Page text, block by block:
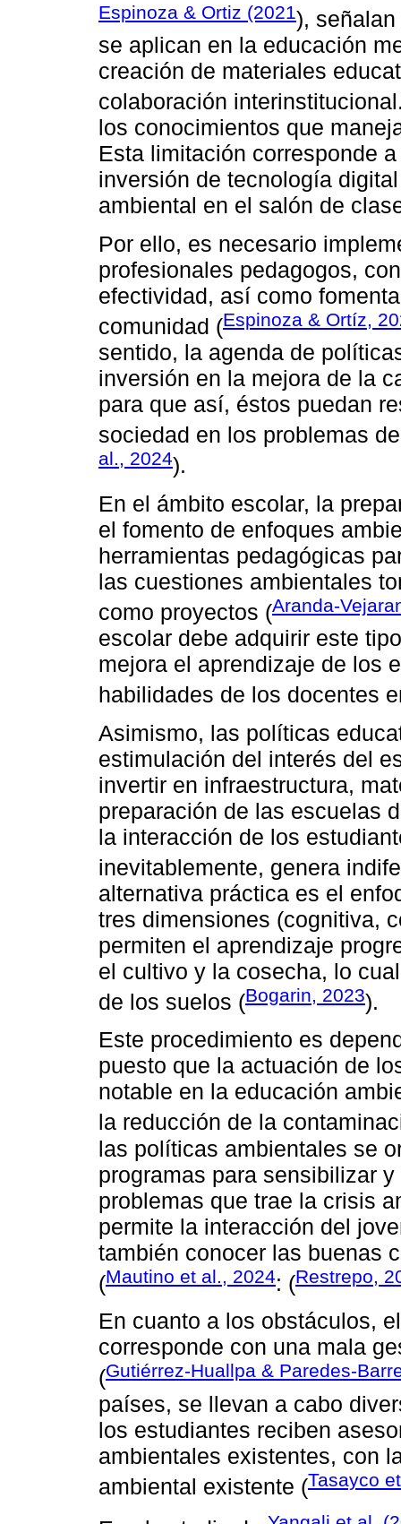
Espinoza & Ortiz (2021),
se aplican en la educación
creación de materiales
colaboración
los conocimientos que
Esta limitación corresponde
inversión de tecnología
ambiental en el salón de
Por ello, es necesario
profesionales pedagogos,
efectividad, así como
comunidad (Espinoza & Ortíz,
sentido, la agenda de
inversión en la mejora de la
para que así, éstos puedan
sociedad en los problemas
al., 2024).
En el ámbito escolar, la
el fomento de enfoques
herramientas pedagógicas
las cuestiones ambientales
como proyectos (Aranda-
escolar debe adquirir este
mejora el aprendizaje de los
habilidades de los docentes
Asimismo, las políticas
estimulación del interés del
invertir en infraestructura,
preparación de las escuelas
la interacción de los
inevitablemente, genera
alternativa práctica es el
tres dimensiones (cognitiva,
permiten el aprendizaje
el cultivo y la cosecha, lo
de los suelos (Bogarin, 2023).
Este procedimiento es
puesto que la actuación de
notable en la educación
la reducción de la
las políticas ambientales se
programas para sensibilizar
problemas que trae la crisis
permite la interacción del
también conocer las buenas
(Mautino et al., 2024: (Restrepo,
En cuanto a los obstáculos,
corresponde con una mala
(Gutiérrez-Huallpa & Paredes-
países, se llevan a cabo
los estudiantes reciben
ambientales existentes, con
ambiental existente (Tasayco